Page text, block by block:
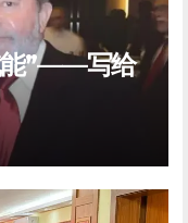
能”——写给